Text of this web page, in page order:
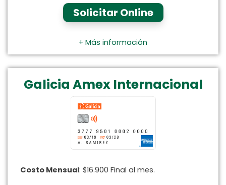
Solicitar Online
+ Más información
Galicia Amex Internacional
Costo Mensual: $16.900 Final al mes.